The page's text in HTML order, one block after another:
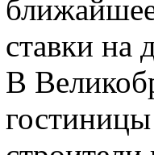
ставки на
В